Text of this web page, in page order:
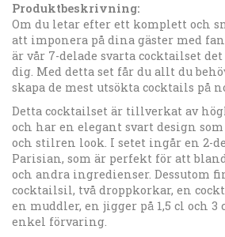
Produktbeskrivning:
Om du letar efter ett komplett och
att imponera på dina gäster med
är vår 7-delade svarta cocktailset
dig. Med detta set får du allt du
skapa de mest utsökta cocktails på
Detta cocktailset är tillverkat av
och har en elegant svart design
och stilren look. I setet ingår en 2-
Parisian, som är perfekt för att
och andra ingredienser. Dessutom
cocktailsil, två droppkorkar, en
en muddler, en jigger på 1,5 cl och 3
enkel förvaring.